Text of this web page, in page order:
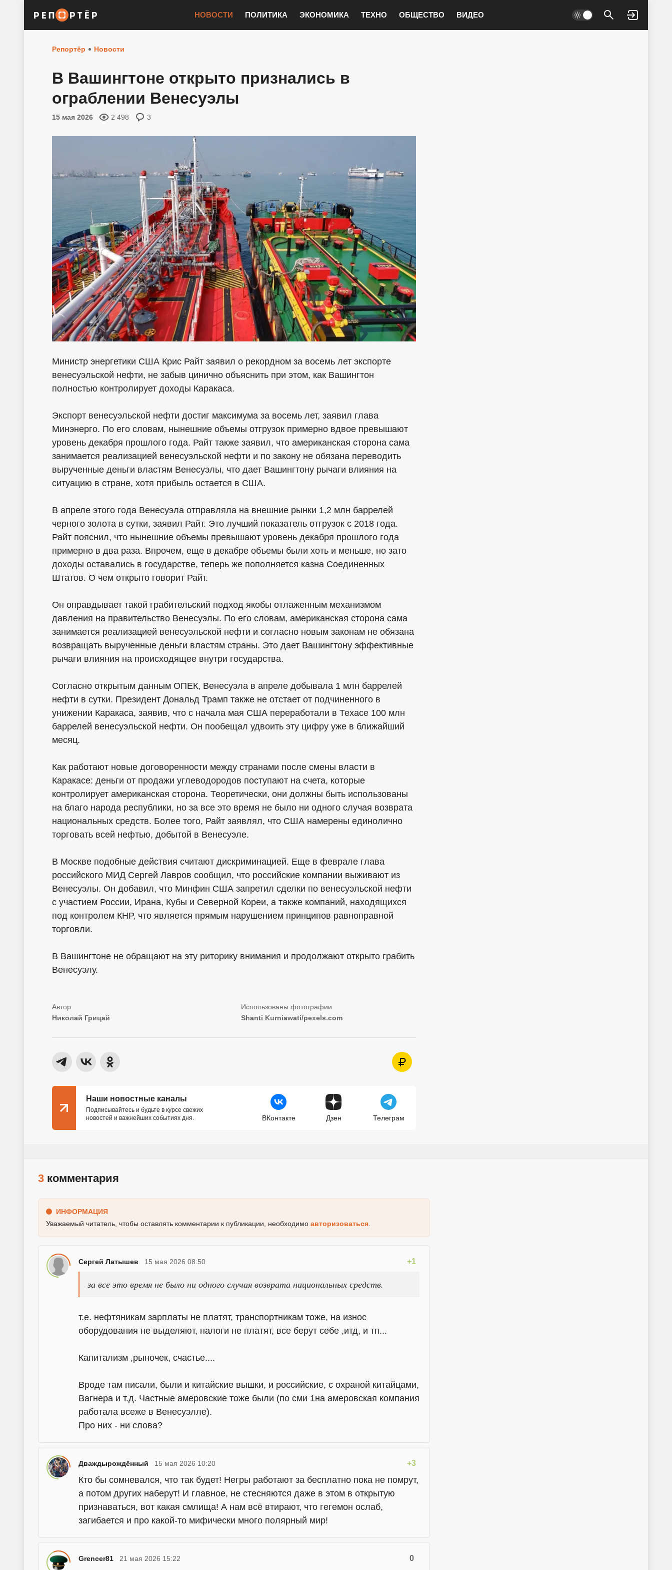
НОВОСТИ ПОЛИТИКА ЭКОНОМИКА ТЕХНО ОБЩЕСТВО ВИДЕО
Войти
Репортёр Новости
В Вашингтоне открыто признались в
ограблении Венесуэлы
15 мая 2026 2 498 3
Министр энергетики США Крис Райт заявил о рекордном за восемь лет экспорте
венесуэльской нефти, не забыв цинично объяснить при этом, как Вашингтон
полностью контролирует доходы Каракаса.
Экспорт венесуэльской нефти достиг максимума за восемь лет, заявил глава
Минэнерго. По его словам, нынешние объемы отгрузок примерно вдвое превышают
уровень декабря прошлого года. Райт также заявил, что американская сторона сама
занимается реализацией венесуэльской нефти и по закону не обязана переводить
вырученные деньги властям Венесуэлы, что дает Вашингтону рычаги влияния на
ситуацию в стране, хотя прибыль остается в США.
В апреле этого года Венесуэла отправляла на внешние рынки 1,2 млн баррелей
черного золота в сутки, заявил Райт. Это лучший показатель отгрузок с 2018 года.
Райт пояснил, что нынешние объемы превышают уровень декабря прошлого года
примерно в два раза. Впрочем, еще в декабре объемы были хоть и меньше, но зато
доходы оставались в государстве, теперь же пополняется казна Соединенных
Штатов. О чем открыто говорит Райт.
Он оправдывает такой грабительский подход якобы отлаженным механизмом
давления на правительство Венесуэлы. По его словам, американская сторона сама
занимается реализацией венесуэльской нефти и согласно новым законам не обязана
возвращать вырученные деньги властям страны. Это дает Вашингтону эффективные
рычаги влияния на происходящее внутри государства.
Согласно открытым данным ОПЕК, Венесуэла в апреле добывала 1 млн баррелей
нефти в сутки. Президент Дональд Трамп также не отстает от подчиненного в
унижении Каракаса, заявив, что с начала мая США переработали в Техасе 100 млн
баррелей венесуэльской нефти. Он пообещал удвоить эту цифру уже в ближайший
месяц.
Как работают новые договоренности между странами после смены власти в
Каракасе: деньги от продажи углеводородов поступают на счета, которые
контролирует американская сторона. Теоретически, они должны быть использованы
на благо народа республики, но за все это время не было ни одного случая возврата
национальных средств. Более того, Райт заявлял, что США намерены единолично
торговать всей нефтью, добытой в Венесуэле.
В Москве подобные действия считают дискриминацией. Еще в феврале глава
российского МИД Сергей Лавров сообщил, что российские компании выживают из
Венесуэлы. Он добавил, что Минфин США запретил сделки по венесуэльской нефти
с участием России, Ирана, Кубы и Северной Кореи, а также компаний, находящихся
под контролем КНР, что является прямым нарушением принципов равноправной
торговли.
В Вашингтоне не обращают на эту риторику внимания и продолжают открыто грабить
Венесуэлу.
Николай Грицай Shanti Kurniawati/pexels.com
Наши новостные каналы
Подписывайтесь и будьте в курсе свежих
новостей и важнейших событиях дня.
ВКонтакте Дзен Телеграм
3 комментария
ИНФОРМАЦИЯ
Уважаемый читатель, чтобы оставлять комментарии к публикации, необходимо авторизоваться
Сергей Латышев +1
15 мая 2026 08:50
за все это время не было ни одного случая возврата национальных средств.
т.е. нефтяникам зарплаты не платят, транспортникам тоже, на износ
оборудования не выделяют, налоги не платят, все берут себе ,итд, и тп...
Капитализм ,рыночек, счастье....
Вроде там писали, были и китайские вышки, и российские, с охраной китайцами,
Вагнера и т.д. Частные амеровские тоже были (по сми 1на амеровская компания
работала всеже в Венесуэлле).
Про них - ни слова?
Дваждырождённый +3
15 мая 2026 10:20
Кто бы сомневался, что так будет! Негры работают за бесплатно пока не помрут,
а потом других наберут! И главное, не стесняются даже в этом в открытую
признаваться, вот какая смлища! А нам всё втирают, что гегемон ослаб,
загибается и про какой-то мифически много полярный мир!
Grencer81 0
21 мая 2026 15:22